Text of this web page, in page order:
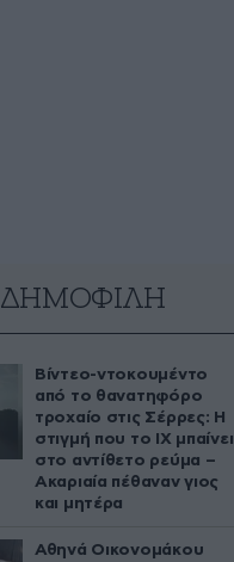
ΔΗΜΟΦΙΛΗ
Βίντεο-ντοκουμέντο
από το θανατηφόρο
τροχαίο στις Σέρρες: Η
στιγμή που το ΙΧ μπαίνει
στο αντίθετο ρεύμα –
Ακαριαία πέθαναν γιος
και μητέρα
Αθηνά Οικονομάκου